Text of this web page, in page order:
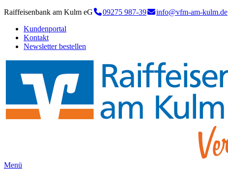
Raiffeisenbank am Kulm eG 09275 987-39 info@vfm-am-kulm.de
Kundenportal
Kontakt
Newsletter bestellen
Menü